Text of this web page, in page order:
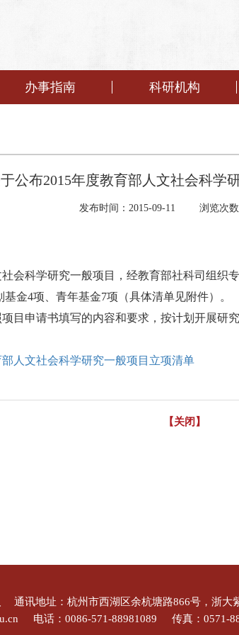
办事指南 科研机构
公布2015年度教育部人文社会科学
发布时间：2015-09-11 浏览次数
会科学研究一般项目，经教育部社科司组织
基金4项、青年基金7项（具体清单见附件）。
目申请书填写的内容和要求，按计划开展研究
部人文社会科学研究一般项目立项清单
【关闭】
通讯地址：杭州市西湖区余杭塘路866号，浙大
电话：0086-571-88981089 传真：0571-